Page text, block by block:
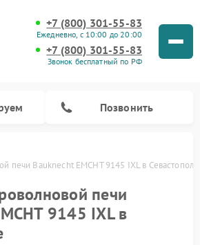
+7 (800) 301-55-83
Ежедневно, с 10:00 до 20:00
+7 (800) 301-55-83
Звонок бесплатный по РФ
Позвонить
печи Bauknecht EMCHT 9145 IXL в Севастополе
печи
9145 IXL в